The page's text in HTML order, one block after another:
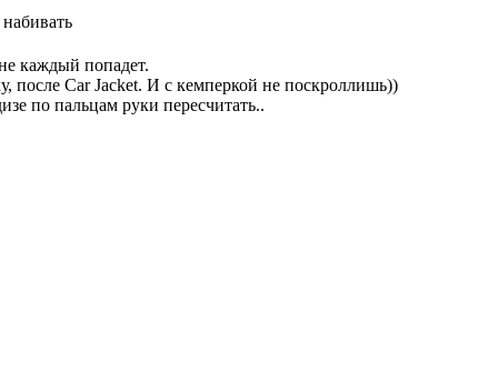
каждый попадет.
после Car Jacket. И с кемперкой не поскроллишь))
по пальцам руки пересчитать..